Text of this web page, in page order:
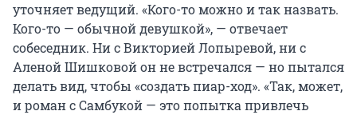
уточняет ведущий. «Кого-то можно и так назвать.
Кого-то — обычной девушкой», — отвечает
собеседник. Ни с Викторией Лопыревой, ни с
Аленой Шишковой он не встречался — но пытался
делать вид, чтобы «создать пиар-ход». «Так, может,
и роман с Самбукой — это попытка привлечь